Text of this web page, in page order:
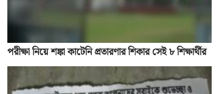
পরীক্ষা নিয়ে শঙ্কা কাটেনি প্রতারণার শিকার সেই ৮ শিক্ষার্থীর